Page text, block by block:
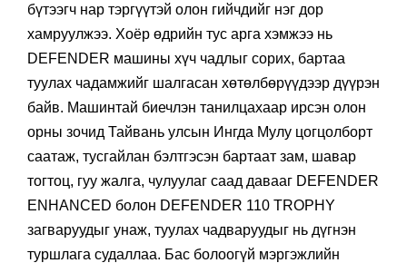
бүтээгч нар тэргүүтэй олон гийчдийг нэг дор
хамруулжээ. Хоёр өдрийн тус арга хэмжээ нь
DEFENDER машины хүч чадлыг сорих, бартаа
туулах чадамжийг шалгасан хөтөлбөрүүдээр дүүрэн
байв. Машинтай биечлэн танилцахаар ирсэн олон
орны зочид Тайвань улсын Ингда Мулу цогцолборт
саатаж, тусгайлан бэлтгэсэн бартаат зам, шавар
тогтоц, гуу жалга, чулуулаг саад давааг DEFENDER
ENHANCED болон DEFENDER 110 TROPHY
загваруудыг унаж, туулах чадваруудыг нь дүгнэн
туршлага судаллаа. Бас болоогүй мэргэжлийн